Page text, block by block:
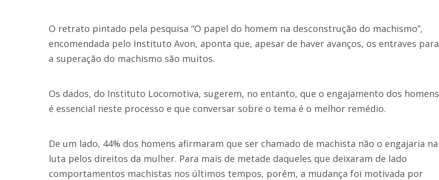
O retrato pintado pela pesquisa “O papel do homem na desconstrução do machismo”,
encomendada pelo Instituto Avon, aponta que, apesar de haver avanços, os entraves para
a superação do machismo são muitos.
Os dados, do Instituto Locomotiva, sugerem, no entanto, que o engajamento dos homens
é essencial neste processo e que conversar sobre o tema é o melhor remédio.
De um lado, 44% dos homens afirmaram que ser chamado de machista não o engajaria na
luta pelos direitos da mulher. Para mais de metade daqueles que deixaram de lado
comportamentos machistas nos últimos tempos, porém, a mudança foi motivada por